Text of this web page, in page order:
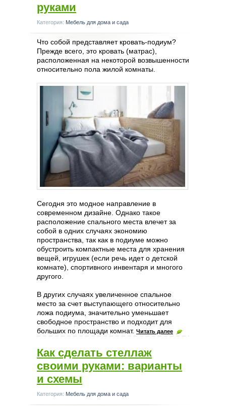
руками
Категория: Мебель для дома и сада
Что собой представляет кровать-подиум?
Прежде всего, это кровать (матрас),
расположенная на некоторой возвышенности
относительно пола жилой комнаты.
Сегодня это модное направление в
современном дизайне. Однако такое
расположение спального места влечет за
собой в одних случаях экономию
пространства, так как в подиуме можно
обустроить компактные места для хранения
вещей, игрушек (если речь идет о детской
комнате), спортивного инвентаря и многого
другого.
В других случаях увеличенное спальное
место за счет выступающего относительно
ложа подиума, значительно уменьшает
свободное пространство и подходит для
больших по площади комнат. Читать далее
Как сделать стеллаж
своими руками: варианты
и схемы
Категория: Мебель для дома и сада